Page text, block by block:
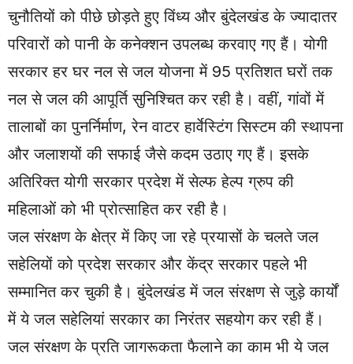
चुनौतियों को पीछे छोड़ते हुए विंध्य और बुंदेलखंड के ज्यादातर
परिवारों को पानी के कनेक्शन उपलब्ध करवाए गए हैं। योगी
सरकार हर घर नल से जल योजना में 95 प्रतिशत घरों तक
नल से जल की आपूर्ति सुनिश्चित कर रही है। वहीं, गांवों में
तालाबों का पुनर्निर्माण, रेन वाटर हार्वेस्टिंग सिस्टम की स्थापना
और जलाशयों की सफाई जैसे कदम उठाए गए हैं। इसके
अतिरिक्त योगी सरकार प्रदेश में सेल्फ हेल्प ग्रुप की
महिलाओं को भी प्रोत्साहित कर रही है।
जल संरक्षण के क्षेत्र में किए जा रहे प्रयासों के चलते जल
सहेलियों को प्रदेश सरकार और केंद्र सरकार पहले भी
सम्मानित कर चुकी है। बुंदेलखंड में जल संरक्षण से जुड़े कार्यों
में ये जल सहेलियां सरकार का निरंतर सहयोग कर रही हैं।
जल संरक्षण के प्रति जागरूकता फैलाने का काम भी ये जल